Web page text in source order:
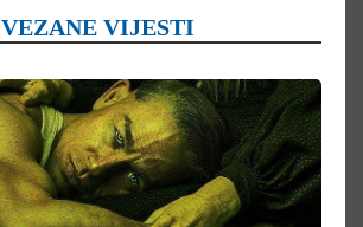
VEZANE VIJESTI